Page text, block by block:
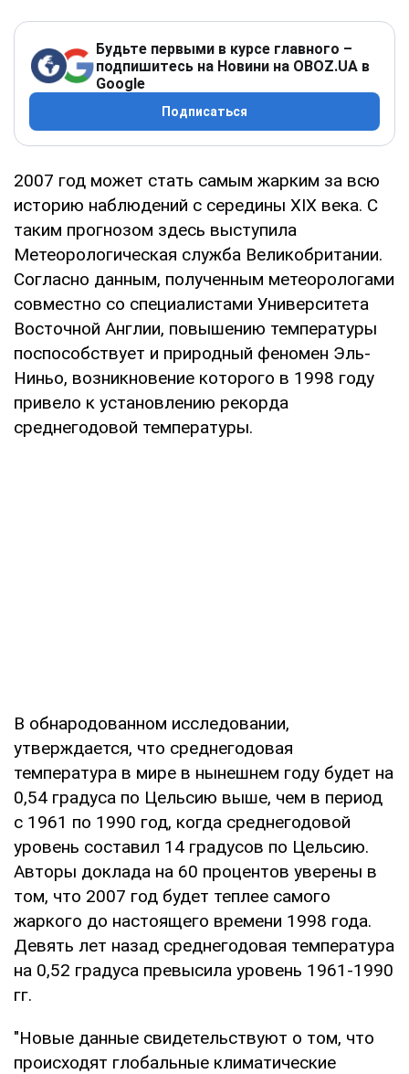
Будьте первыми в курсе главного –
подпишитесь на Новини на OBOZ.UA в
Google
Подписаться
2007 год может стать самым жарким за всю
историю наблюдений с середины ХIХ века. С
таким прогнозом здесь выступила
Метеорологическая служба Великобритании.
Согласно данным, полученным метеорологами
совместно со специалистами Университета
Восточной Англии, повышению температуры
поспособствует и природный феномен Эль-
Ниньо, возникновение которого в 1998 году
привело к установлению рекорда
среднегодовой температуры.
В обнародованном исследовании,
утверждается, что среднегодовая
температура в мире в нынешнем году будет на
0,54 градуса по Цельсию выше, чем в период
с 1961 по 1990 год, когда среднегодовой
уровень составил 14 градусов по Цельсию.
Авторы доклада на 60 процентов уверены в
том, что 2007 год будет теплее самого
жаркого до настоящего времени 1998 года.
Девять лет назад среднегодовая температура
на 0,52 градуса превысила уровень 1961-1990
гг.
"Новые данные свидетельствуют о том, что
происходят глобальные климатические